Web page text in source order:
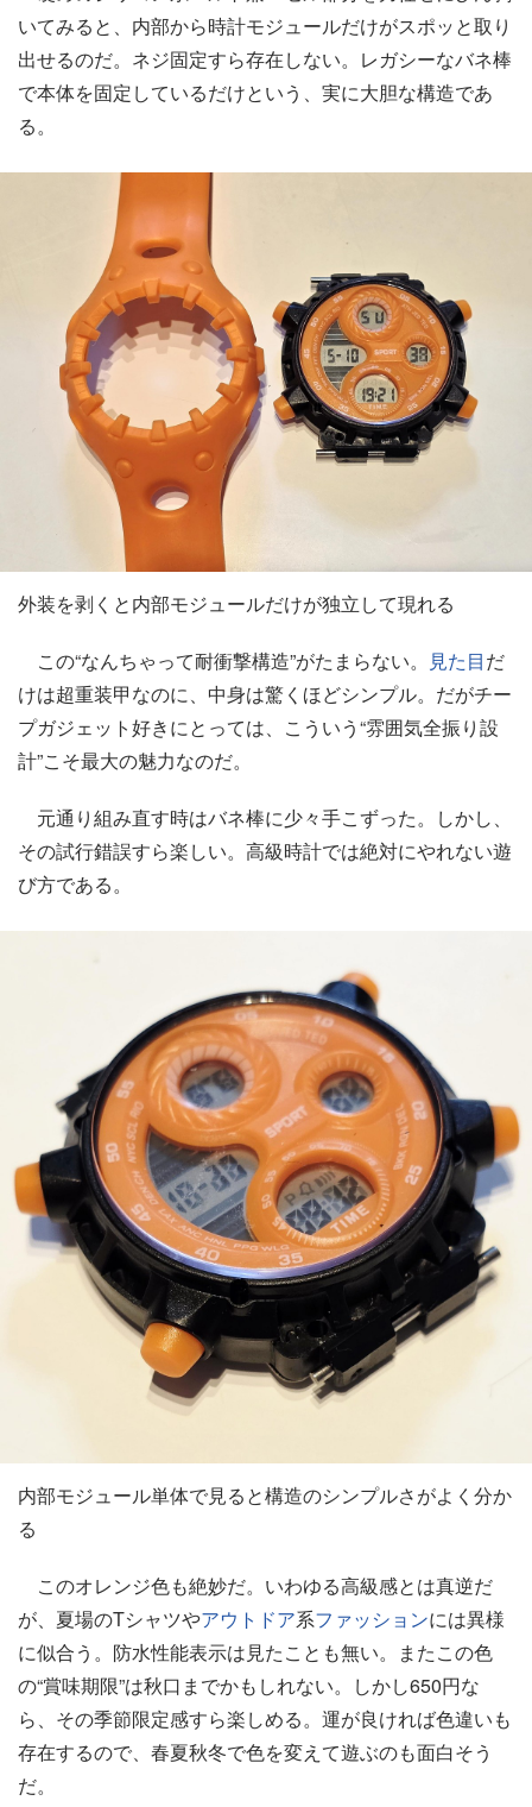
いてみると、内部から時計モジュールだけがスポッと取り
出せるのだ。ネジ固定すら存在しない。レガシーなバネ棒
で本体を固定しているだけという、実に大胆な構造であ
る。
外装を剥くと内部モジュールだけが独立して現れる
この“なんちゃって耐衝撃構造”がたまらない。 見た目だ
けは超重装甲なのに、中身は驚くほどシンプル。だがチー
プガジェット好きにとっては、こういう“雰囲気全振り設
計”こそ最大の魅力なのだ。
元通り組み直す時はバネ棒に少々手こずった。しかし、
その試行錯誤すら楽しい。高級時計では絶対にやれない遊
び方である。
内部モジュール単体で見ると構造のシンプルさがよく分か
る
このオレンジ色も絶妙だ。いわゆる高級感とは真逆だ
が、夏場のTシャツやアウトドア系ファッションには異様
に似合う。防水性能表示は見たことも無い。またこの色
の“賞味期限”は秋口までかもしれない。しかし650円な
ら、その季節限定感すら楽しめる。運が良ければ色違いも
存在するので、春夏秋冬で色を変えて遊ぶのも面白そう
だ。